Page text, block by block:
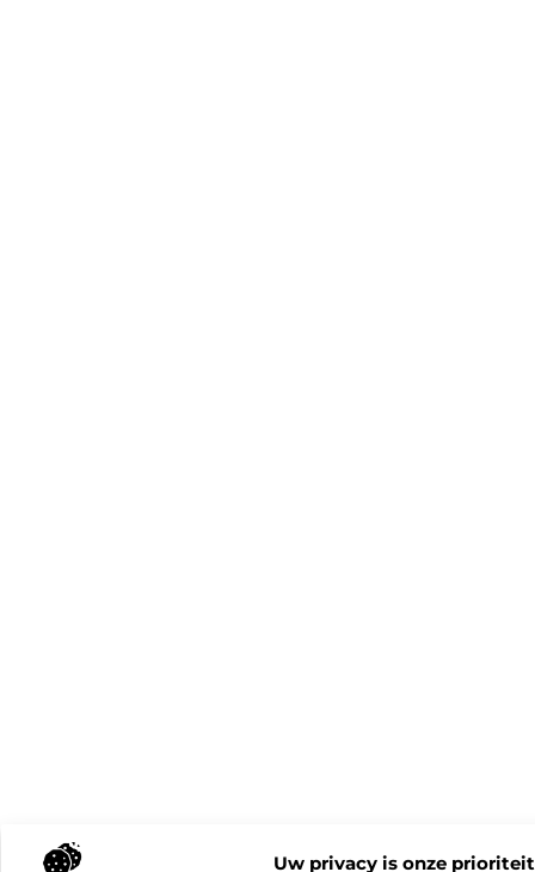
Uw privacy is onze prioriteit